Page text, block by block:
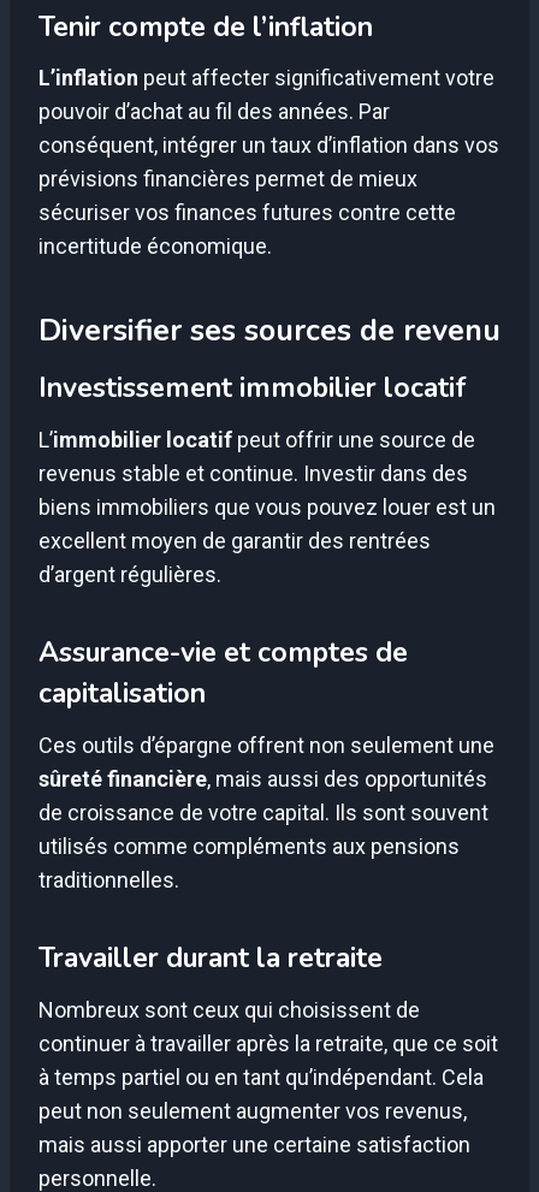
Tenir compte de l’inflation
L’inflation peut affecter significativement votre
pouvoir d’achat au fil des années. Par
conséquent, intégrer un taux d’inflation dans vos
prévisions financières permet de mieux
sécuriser vos finances futures contre cette
incertitude économique.
Diversifier ses sources de revenu
Investissement immobilier locatif
L’immobilier locatif peut offrir une source de
revenus stable et continue. Investir dans des
biens immobiliers que vous pouvez louer est un
excellent moyen de garantir des rentrées
d’argent régulières.
Assurance-vie et comptes de
capitalisation
Ces outils d’épargne offrent non seulement une
sûreté financière, mais aussi des opportunités
de croissance de votre capital. Ils sont souvent
utilisés comme compléments aux pensions
traditionnelles.
Travailler durant la retraite
Nombreux sont ceux qui choisissent de
continuer à travailler après la retraite, que ce soit
à temps partiel ou en tant qu’indépendant. Cela
peut non seulement augmenter vos revenus,
mais aussi apporter une certaine satisfaction
personnelle.